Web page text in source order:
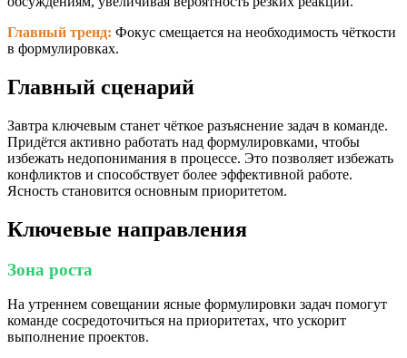
Главный тренд: Фокус смещается на необходимость чёткости
в формулировках.
Главный сценарий
Завтра ключевым станет чёткое разъяснение задач в команде.
Придётся активно работать над формулировками, чтобы
избежать недопонимания в процессе. Это позволяет избежать
конфликтов и способствует более эффективной работе.
Ясность становится основным приоритетом.
Ключевые направления
Зона роста
На утреннем совещании ясные формулировки задач помогут
команде сосредоточиться на приоритетах, что ускорит
выполнение проектов.